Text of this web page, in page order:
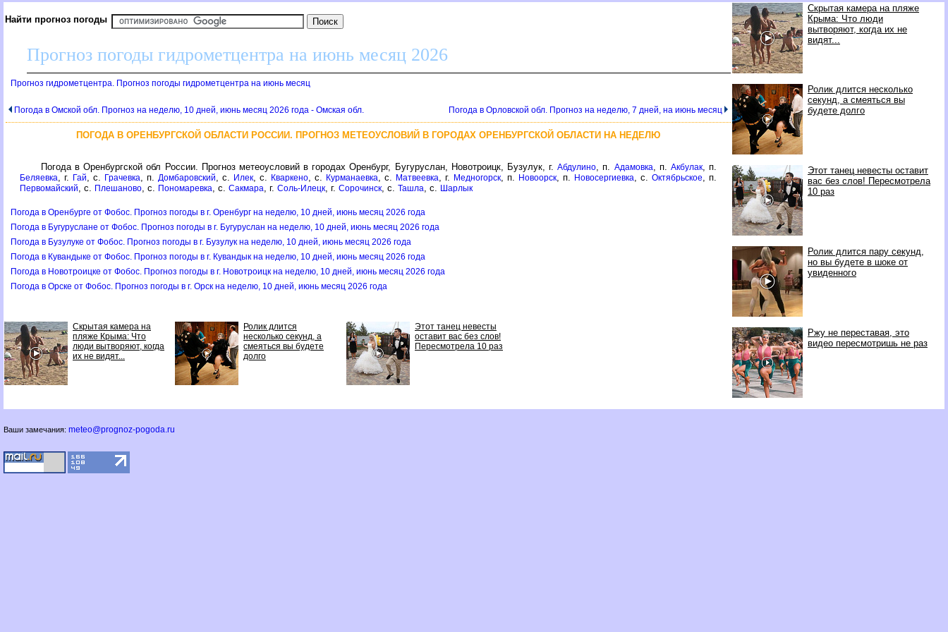
Найти прогноз погоды
Скрытая камера на пляже
Крыма: Что люди
вытворяют, когда их не
видят...
Ролик длится несколько
секунд, а смеяться вы
будете долго
Этот танец невесты оставит
вас без слов! Пересмотрела
10 раз
Ролик длится пару секунд,
но вы будете в шоке от
увиденного
Ржу не переставая, это
видео пересмотришь не раз
Прогноз погоды гидрометцентра на июнь месяц 2026
Прогноз гидрометцентра. Прогноз погоды гидрометцентра на июнь месяц
Погода в Омской обл. Прогноз на неделю, 10 дней, июнь месяц 2026 года - Омская обл. Погода в Орловской обл. Прогноз на неделю, 7 дней, на июнь месяц
ПОГОДА В ОРЕНБУРГСКОЙ ОБЛАСТИ РОССИИ. ПРОГНОЗ МЕТЕОУСЛОВИЙ В ГОРОДАХ ОРЕНБУРГСКОЙ ОБЛАСТИ НА НЕДЕЛЮ
Погода в Оренбургской обл России. Прогноз метеоусловий в городах Оренбург, Бугуруслан, Новотроицк, Бузулук, г.Абдулино , п. Адамовка , п. Акбулак, п.
Беляевка , г. Гай , с. Грачевка , п. Домбаровский , с. Илек , с. Кваркено , с. Курманаевка , с. Матвеевка , г. Медногорск , п. Новоорск , п. Новосергиевка , с. Октябрьское , п.
Первомайский , с. Плешаново , с. Пономаревка , с. Сакмара , г. Соль-Илецк , г. Сорочинск , с. Ташла , с. Шарлык
Погода в Оренбурге от Фобос. Прогноз погоды в г. Оренбург на неделю, 10 дней, июнь месяц 2026 года
Погода в Бугуруслане от Фобос. Прогноз погоды в г. Бугуруслан на неделю, 10 дней, июнь месяц 2026 года
Погода в Бузулуке от Фобос. Прогноз погоды в г. Бузулук на неделю, 10 дней, июнь месяц 2026 года
Погода в Кувандыке от Фобос. Прогноз погоды в г. Кувандык на неделю, 10 дней, июнь месяц 2026 года
Погода в Новотроицке от Фобос. Прогноз погоды в г. Новотроицк на неделю, 10 дней, июнь месяц 2026 года
Погода в Орске от Фобос. Прогноз погоды в г. Орск на неделю, 10 дней, июнь месяц 2026 года
Скрытая камера на
пляже Крыма: Что
люди вытворяют, когда
их не видят...
Ролик длится
несколько секунд, а
смеяться вы будете
долго
Этот танец невесты
оставит вас без слов!
Пересмотрела 10 раз
Ваши замечания: meteo@prognoz-pogoda.ru